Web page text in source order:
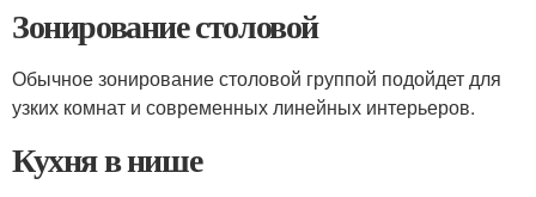
Зонирование столовой
Обычное зонирование столовой группой подойдет для
узких комнат и современных линейных интерьеров.
Кухня в нише